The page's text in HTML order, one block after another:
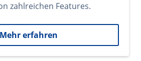
zahlreichen Features.
Mehr erfahren